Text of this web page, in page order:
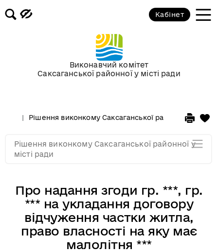
Виконавчий комітет
Саксаганської районної у місті ради
Кабінет
Рішення виконкому Саксаганської районної у місті
Про надання згоди гр. ***, гр.
*** на укладання договору
відчуження частки житла,
право власності на яку має
малолітня ***
Рішення виконкому Саксаганської районної у
місті ради
Засідання за 2015 рік
Засідання за 2014 рік
Засідання за 2013 рік
Засідання за 2011
Засідання за 2010